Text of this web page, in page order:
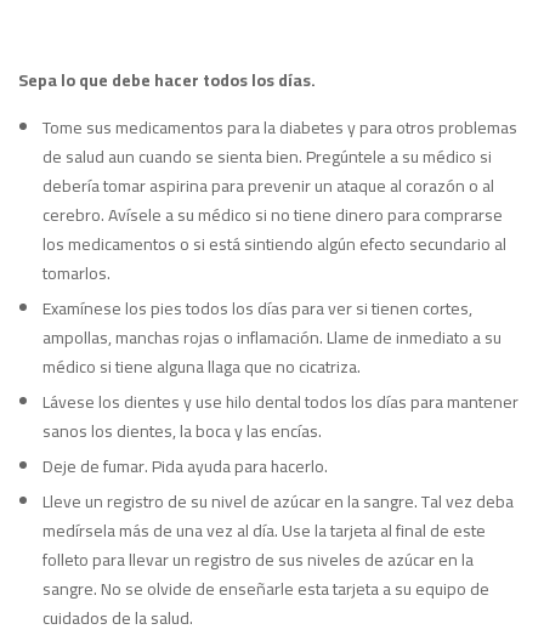
Sepa lo que debe hacer todos los días.
Tome sus medicamentos para la diabetes y para otros problemas
de salud aun cuando se sienta bien. Pregúntele a su médico si
debería tomar aspirina para prevenir un ataque al corazón o al
cerebro. Avísele a su médico si no tiene dinero para comprarse
los medicamentos o si está sintiendo algún efecto secundario al
tomarlos.
Examínese los pies todos los días para ver si tienen cortes,
ampollas, manchas rojas o inflamación. Llame de inmediato a su
médico si tiene alguna llaga que no cicatriza.
Lávese los dientes y use hilo dental todos los días para mantener
sanos los dientes, la boca y las encías.
Deje de fumar. Pida ayuda para hacerlo.
Lleve un registro de su nivel de azúcar en la sangre. Tal vez deba
medírsela más de una vez al día. Use la tarjeta al final de este
folleto para llevar un registro de sus niveles de azúcar en la
sangre. No se olvide de enseñarle esta tarjeta a su equipo de
cuidados de la salud.